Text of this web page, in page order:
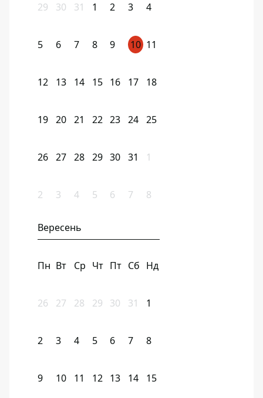
29 30 31 1 2 3 4
5 6 7 8 9 10 11
12 13 14 15 16 17 18
19 20 21 22 23 24 25
26 27 28 29 30 31 1
2 3 4 5 6 7 8
Вересень
Пн Вт Ср Чт Пт Сб Нд
26 27 28 29 30 31 1
2 3 4 5 6 7 8
9 10 11 12 13 14 15